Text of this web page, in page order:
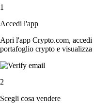
1
Accedi l'app
Apri l'app Crypto.com, accedi
portafoglio crypto e
2
Scegli cosa vendere